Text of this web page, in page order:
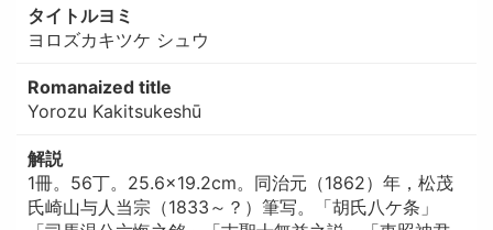
タイトルヨミ
ヨロズカキツケ シュウ
Romanaized title
Yorozu Kakitsukeshū
解説
1冊。56丁。25.6×19.2cm。同治元（1862）年，松茂
氏崎山与人当宗（1833～？）筆写。「胡氏八ケ条」